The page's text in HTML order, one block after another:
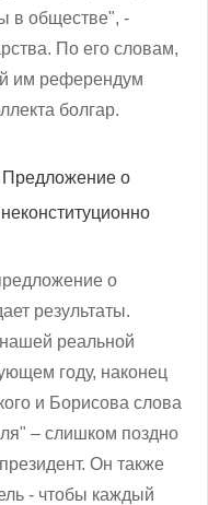
в обществе", -
По его словам,
им референдум
болгар.
о
о
результаты.
реальной
году, наконец
и Борисова слова
– слишком поздно
Он также
- чтобы каждый